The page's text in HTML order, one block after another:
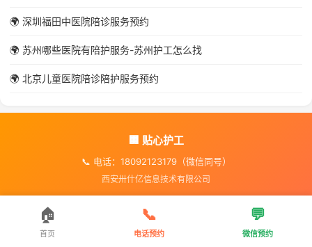
🌍 深圳福田中医院陪诊服务预约
🌍 苏州哪些医院有陪护服务-苏州护工怎么找
🌍 北京儿童医院陪诊陪护服务预约
🏢 贴心护工
📞 电话：18092123179（微信同号）
西安卅什亿信息技术有限公司
🏠
首页
📞
电话预约
💬
微信预约